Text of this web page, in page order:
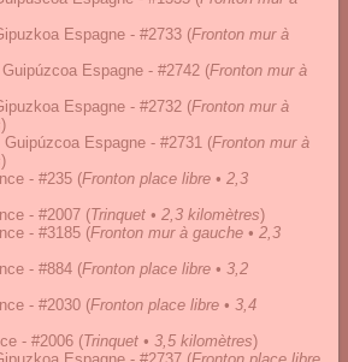
Espagne - #2733 (Fronton mur à
Espagne - #2742 (Fronton mur à
Espagne - #2732 (Fronton mur à
)
Espagne - #2731 (Fronton mur à
)
- #235 (Fronton place libre • 2,3
- #2007 (Trinquet • 2,3 kilomètres)
- #3185 (Fronton mur à gauche • 2,3
- #884 (Fronton place libre • 3,2
- #2030 (Fronton place libre • 3,4
- #2006 (Trinquet • 3,5 kilomètres)